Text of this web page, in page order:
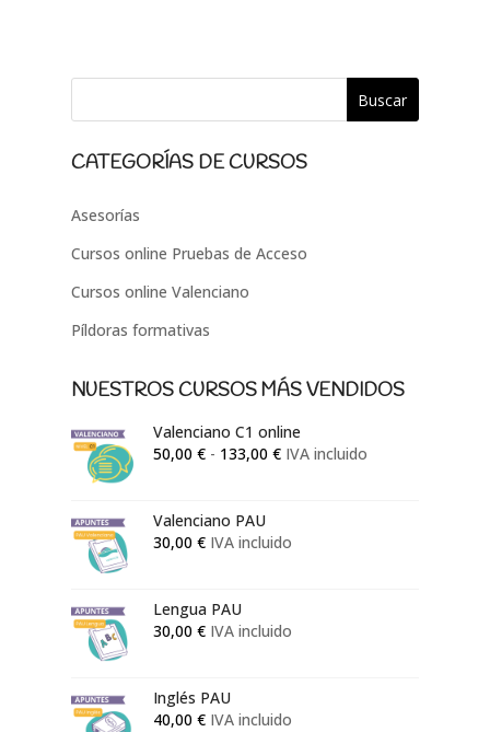
CATEGORÍAS DE CURSOS
Asesorías
Cursos online Pruebas de Acceso
Cursos online Valenciano
Píldoras formativas
NUESTROS CURSOS MÁS VENDIDOS
Valenciano C1 online
50,00 € - 133,00 €Rango
50,00 €
IVA incluido
Valenciano PAU
30,00 € IVA incluido
Lengua PAU
30,00 € IVA incluido
Inglés PAU
40,00 € IVA incluido